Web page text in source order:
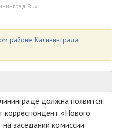
районе Калининграда
должна появится
корреспондент «Нового
на заседании комиссии